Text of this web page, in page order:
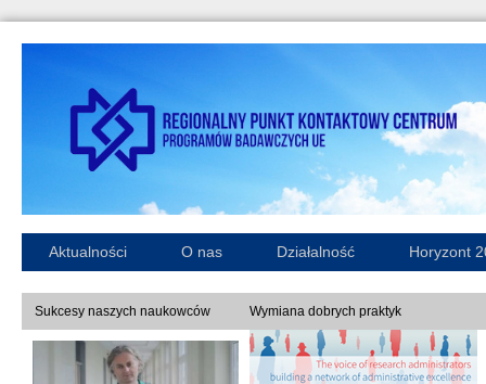
Aktualności O nas Działalność Horyzont
Sukcesy naszych naukowców Wymiana dobrych praktyk